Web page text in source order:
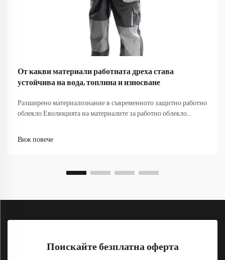
От какви материали работната дреха става
устойчива на вода, топлина и износване
Разширено материалознание в съвременното защитно работно
облекло Еволюцията на материалите за работно облекло
Виж повече
Поискайте безплатна оферта